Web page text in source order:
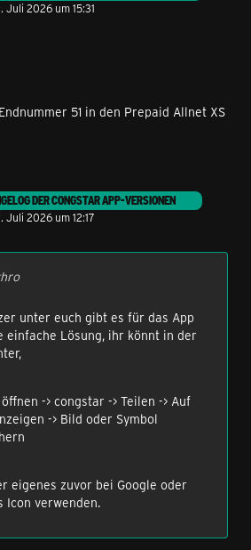
Juli 2026 um 15:31
51 in den Prepaid Allnet XS
DER CONGSTAR APP-VERSIONEN
Juli 2026 um 12:17
unter euch gibt es für das App
einfache Lösung, ihr könnt in der
-> congstar -> Teilen -> Auf
-> Bild oder Symbol
eigenes zuvor bei Google oder
Icon verwenden.